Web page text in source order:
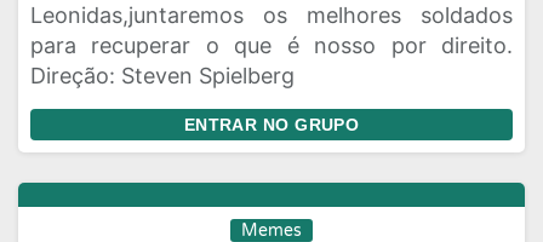
Leonidas,juntaremos os melhores soldados
para recuperar o que é nosso por direito.
Direção: Steven Spielberg
ENTRAR NO GRUPO
Memes